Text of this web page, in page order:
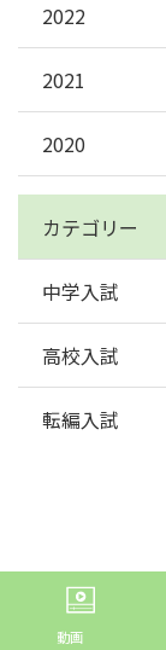
2022
2021
2020
カテゴリー
中学入試
高校入試
転編入試
動画